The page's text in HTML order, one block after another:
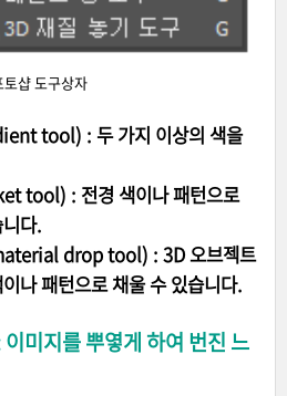
토샵 도구상자
tool) : 두 가지 이상의 색을
tool) : 전경 색이나 패턴으로
다.
drop tool) : 3D 오브젝트
나 패턴으로 채울 수 있습니다.
미지를 뿌옇게 하여 번진 느